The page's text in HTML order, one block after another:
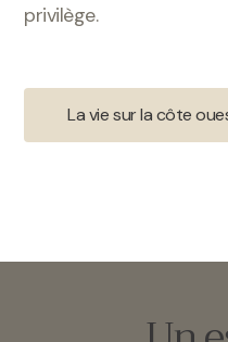
privilège.
La vie sur la côte